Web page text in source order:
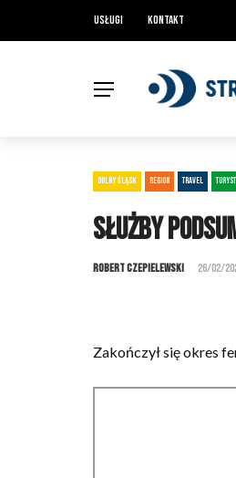
Usługi Kontakt
DOLNY ŚLĄSK REGION TRAVEL
Służby
Robert Czepielewski 26/02/
Zakończył się okres